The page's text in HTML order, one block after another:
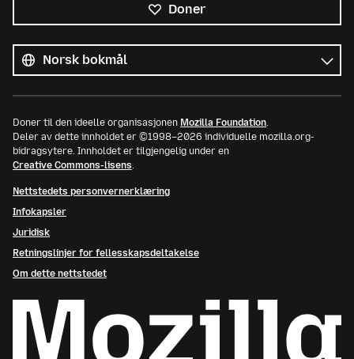
Doner
språk
Språk
Doner til den ideelle organisasjonen Mozilla Foundation.
Deler av dette innholdet er ©1998–2026 individuelle mozilla.org-
bidragsytere. Innholdet er tilgjengelig under en
Creative Commons-lisens.
Nettstedets personvernerklæring
Infokapsler
Juridisk
Retningslinjer for fellesskapsdeltakelse
Om dette nettstedet